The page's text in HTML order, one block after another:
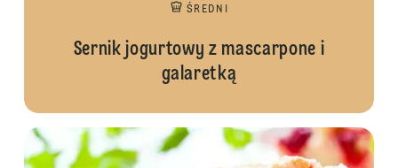
ŚREDNI
Sernik jogurtowy z mascarpone i
galaretką